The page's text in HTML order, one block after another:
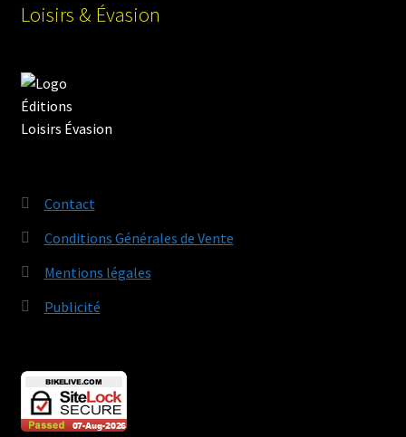
Loisirs & Évasion
Contact
Conditions Générales de Vente
Mentions légales
Publicité